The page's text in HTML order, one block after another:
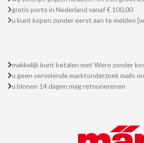
gratis porto in Nederland vanaf € 100,00
u kunt kopen zonder eerst aan te melden
makkelijk kunt betalen met Wero zonder
u geen vervelende marktonderzoek mails
u binnen 14 dagen mag retounerenen